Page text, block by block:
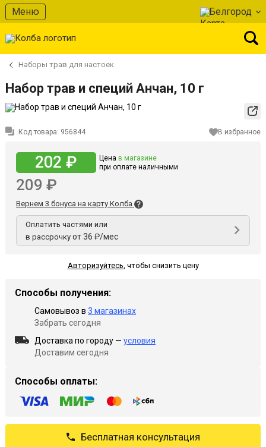
Меню Белгород
Наборы трав для настоек
Набор трав и специй Анчан, 10 г
Код товара: 956844 В избранное
202 ₽ Цена в магазине
при оплате наличными
209 ₽
Вернем 3 бонуса на карту Колба
Оплатить частями или
в рассрочку от 36 ₽/мес
Авторизуйтесь, чтобы снизить цену
Способы получения:
Самовывоз в 3 магазинах
Забрать сегодня
Доставка по городу — условия
Доставим сегодня
Способы оплаты:
Бесплатная консультация